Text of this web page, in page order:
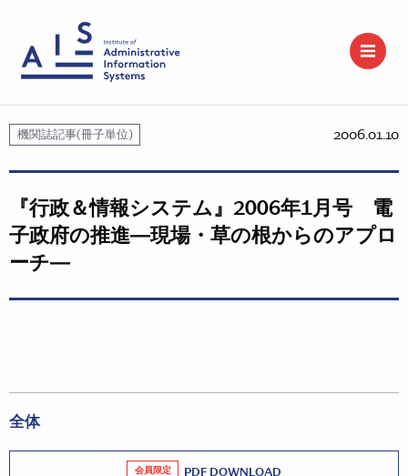
機関誌記事(冊子単位) 2006.01.10
『行政＆情報システム』2006年1月号 電
子政府の推進―現場・草の根からのアプロ
ーチ―
全体
会員限定 PDF DOWNLOAD